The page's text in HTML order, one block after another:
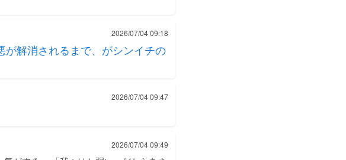
2026/07/04 09:18
解消されるまで、がシンイチの
2026/07/04 09:47
2026/07/04 09:49